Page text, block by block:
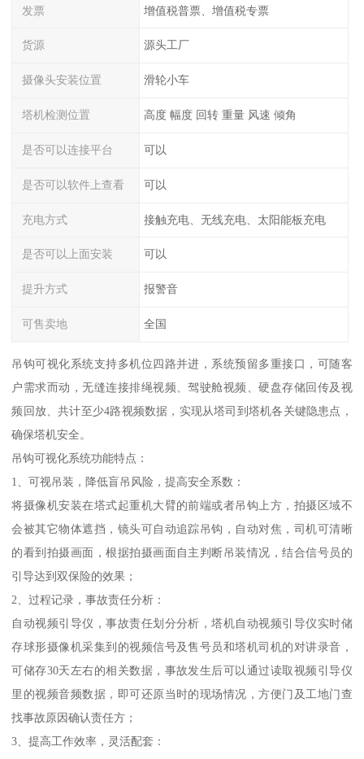
发票 增值税普票、增值税专票
货源 源头工厂
摄像头安装位置 滑轮小车
塔机检测位置 高度 幅度 回转 重量 风速 倾角
是否可以连接平台 可以
是否可以软件上查看 可以
充电方式 接触充电、无线充电、太阳能板充电
是否可以上面安装 可以
提升方式 报警音
可售卖地 全国
吊钩可视化系统支持多机位四路并进，系统预留多重接口，可随客
户需求而动，无缝连接排绳视频、驾驶舱视频、硬盘存储回传及视
频回放、共计至少4路视频数据，实现从塔司到塔机各关键隐患点，
确保塔机安全。
吊钩可视化系统功能特点：
1、可视吊装，降低盲吊风险，提高安全系数：
将摄像机安装在塔式起重机大臂的前端或者吊钩上方，拍摄区域不
会被其它物体遮挡，镜头可自动追踪吊钩，自动对焦，司机可清晰
的看到拍摄画面，根据拍摄画面自主判断吊装情况，结合信号员的
引导达到双保险的效果；
2、过程记录，事故责任分析：
自动视频引导仪，事故责任划分分析，塔机自动视频引导仪实时储
存球形摄像机采集到的视频信号及售号员和塔机司机的对讲录音，
可储存30天左右的相关数据，事故发生后可以通过读取视频引导仪
里的视频音频数据，即可还原当时的现场情况，方便门及工地门查
找事故原因确认责任方；
3、提高工作效率，灵活配套：